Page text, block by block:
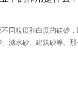
同粒度和白度的硅砂，
滤水砂、建筑砂等。那